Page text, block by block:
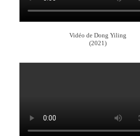
Vidéo de Dong Yiling
(2021)